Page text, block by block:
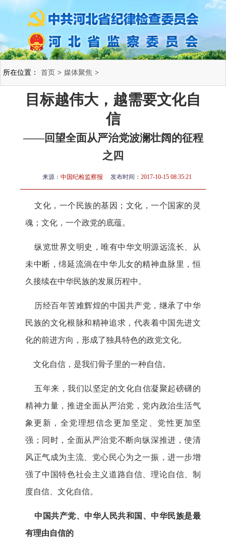
所在位置： 首页 > 媒体聚焦 >
目标越伟大，越需要文化自
信
——回望全面从严治党波澜壮阔的征程
之四
来源： 中国纪检监察报 发布时间： 2017-10-15 08:35:21
文化，一个民族的基因；文化，一个国家的灵
魂；文化，一个政党的底蕴。
纵览世界文明史，唯有中华文明源远流长、从
未中断，绵延流淌在中华儿女的精神血脉里，恒
久接续在中华民族的发展历程中。
历经百年苦难辉煌的中国共产党，继承了中华
民族的文化根脉和精神追求，代表着中国先进文
化的前进方向，形成了独具特色的政党文化。
文化自信，是我们骨子里的一种自信。
五年来，我们以坚定的文化自信凝聚起磅礴的
精神力量，推进全面从严治党，党内政治生活气
象更新，全党理想信念更加坚定、党性更加坚
强；同时，全面从严治党不断向纵深推进，使清
风正气成为主流、党心民心为之一振，进一步增
强了中国特色社会主义道路自信、理论自信、制
度自信、文化自信。
中国共产党、中华人民共和国、中华民族是最
有理由自信的